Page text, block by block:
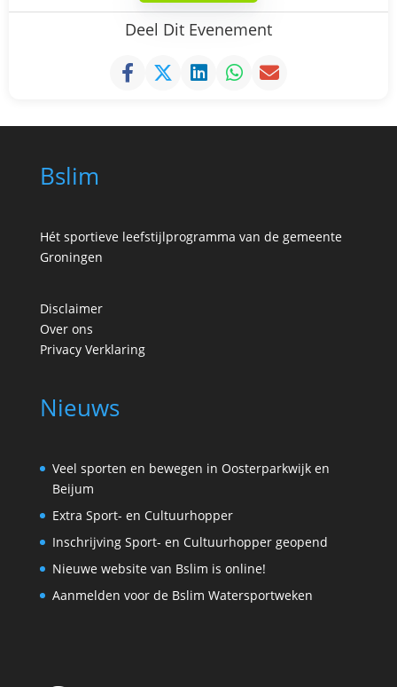
Deel Dit Evenement
Bslim
Hét sportieve leefstijlprogramma van de gemeente
Groningen
Disclaimer
Over ons
Privacy Verklaring
Nieuws
Veel sporten en bewegen in Oosterparkwijk en
Beijum
Extra Sport- en Cultuurhopper
Inschrijving Sport- en Cultuurhopper geopend
Nieuwe website van Bslim is online!
Aanmelden voor de Bslim Watersportweken